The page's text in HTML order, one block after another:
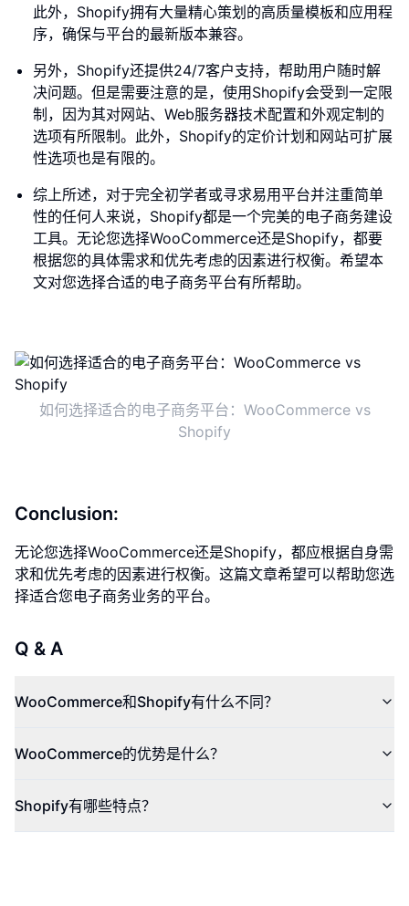
此外，Shopify拥有大量精心策划的高质量模板和应用程
序，确保与平台的最新版本兼容。
另外，Shopify还提供24/7客户支持，帮助用户随时解
决问题。但是需要注意的是，使用Shopify会受到一定限
制，因为其对网站、Web服务器技术配置和外观定制的
选项有所限制。此外，Shopify的定价计划和网站可扩展
性选项也是有限的。
综上所述，对于完全初学者或寻求易用平台并注重简单
性的任何人来说，Shopify都是一个完美的电子商务建设
工具。无论您选择WooCommerce还是Shopify，都要
根据您的具体需求和优先考虑的因素进行权衡。希望本
文对您选择合适的电子商务平台有所帮助。
如何选择适合的电子商务平台：WooCommerce vs
Shopify
Conclusion:
无论您选择WooCommerce还是Shopify，都应根据自身需
求和优先考虑的因素进行权衡。这篇文章希望可以帮助您选
择适合您电子商务业务的平台。
Q & A
WooCommerce和Shopify有什么不同？
WooCommerce的优势是什么？
Shopify有哪些特点？